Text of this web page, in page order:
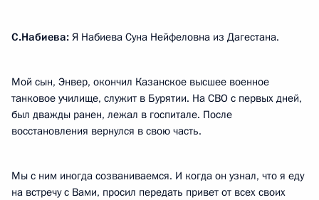
С.Набиева: Я Набиева Суна Нейфеловна из Дагестана.
Мой сын, Энвер, окончил Казанское высшее военное
танковое училище, служит в Бурятии. На СВО с первых дней,
был дважды ранен, лежал в госпитале. После
восстановления вернулся в свою часть.
Мы с ним иногда созваниваемся. И когда он узнал, что я еду
на встречу с Вами, просил передать привет от всех своих